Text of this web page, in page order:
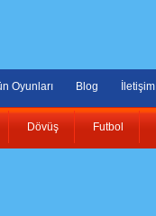
Oyunları Blog İletişim
Dövüş Futbol